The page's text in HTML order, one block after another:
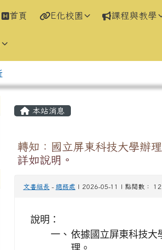
首頁 E化校園 課程與教學
主內容區域
本站消息
轉知：國立屏東科技大學辦
詳如說明。
文書組長 - 總務處 | 2026-05-11 | 點閱數：
說明：
一、 依據國立屏東科技大